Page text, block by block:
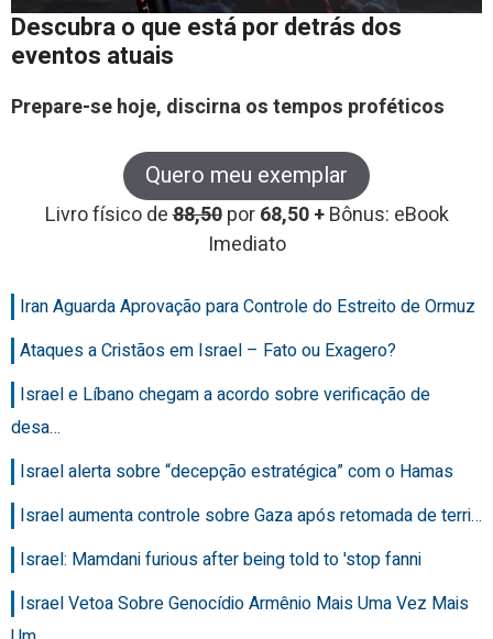
Descubra o que está por detrás dos
eventos atuais
Prepare-se hoje, discirna os tempos proféticos
Quero meu exemplar
Livro físico de88,50 por68,50 +Bônus: eBook
Imediato
Iran Aguarda Aprovação para Controle do Estreito de Ormuz
Ataques a Cristãos em Israel – Fato ou Exagero?
Israel e Líbano chegam a acordo sobre verificação de
desa…
Israel alerta sobre “decepção estratégica” com o Hamas
Israel aumenta controle sobre Gaza após retomada de terri…
Israel: Mamdani furious after being told to 'stop fanni
Israel Vetoa Sobre Genocídio Armênio Mais Uma Vez Mais